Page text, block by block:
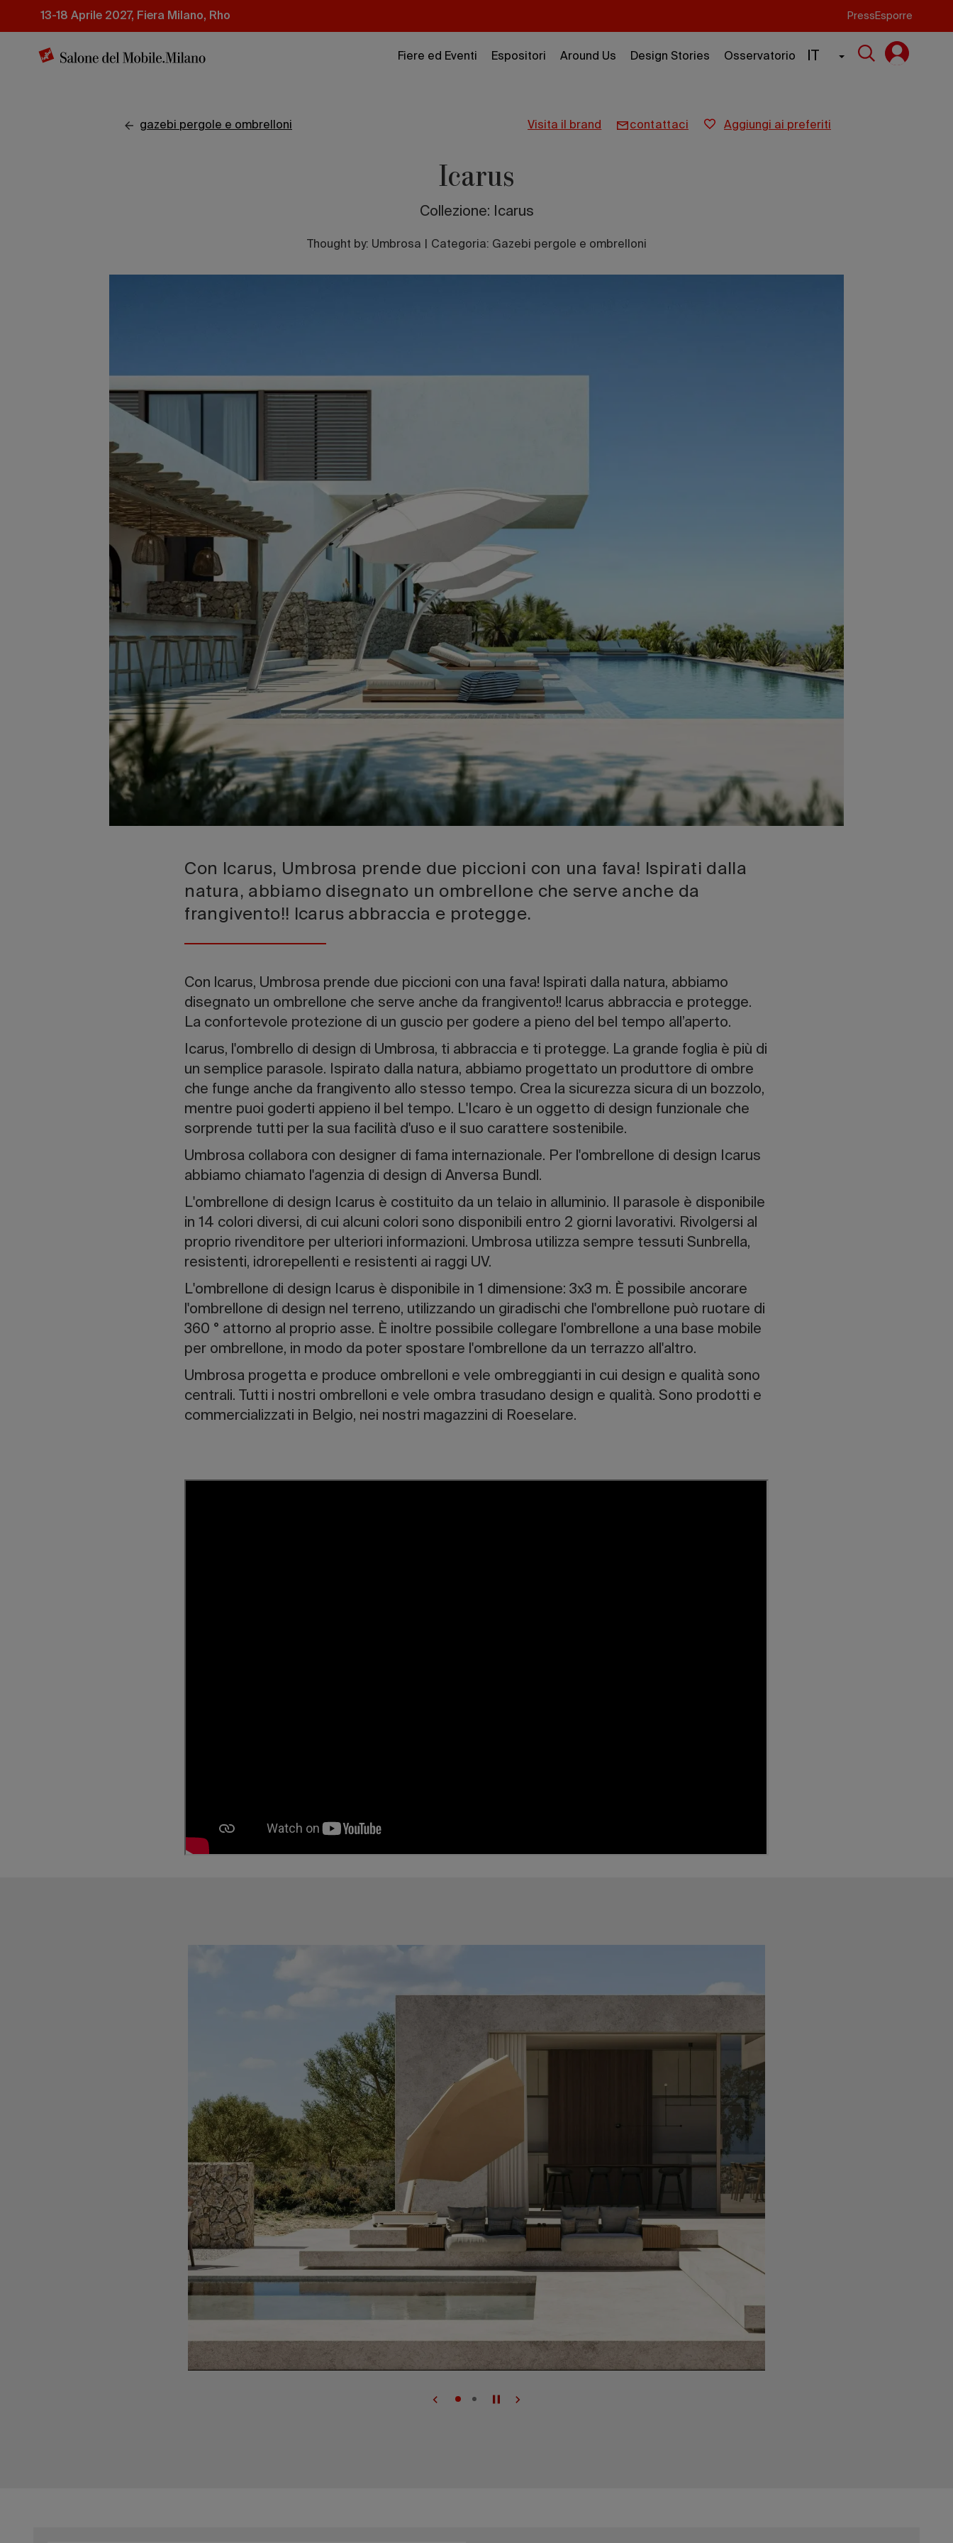
principale
13-18 Aprile 2027, Fiera Milano, Rho Press Esporre
Fiere ed Eventi Espositori Around Us Design Stories Osservatorio IT
gazebi pergole e ombrelloni visita il brand contattaci aggiungi ai preferiti
Icarus
Collezione: Icarus
Thought by: Umbrosa Categoria: Gazebi pergole e ombrelloni
Con lcarus, Umbrosa prende due piccioni con una fava! lspirati dalla
natura, abbiamo disegnato un ombrellone che serve anche da
frangivento!! lcarus abbraccia e protegge.
Con lcarus, Umbrosa prende due piccioni con una fava! lspirati dalla natura, abbiamo
disegnato un ombrellone che serve anche da frangivento!! lcarus abbraccia e protegge.
La confortevole protezione di un guscio per godere a pieno del bel tempo all’aperto.
Icarus, l'ombrello di design di Umbrosa, ti abbraccia e ti protegge. La grande foglia è più di
un semplice parasole. Ispirato dalla natura, abbiamo progettato un produttore di ombre
che funge anche da frangivento allo stesso tempo. Crea la sicurezza sicura di un bozzolo,
mentre puoi goderti appieno il bel tempo. L'Icaro è un oggetto di design funzionale che
sorprende tutti per la sua facilità d'uso e il suo carattere sostenibile.
Umbrosa collabora con designer di fama internazionale. Per l'ombrellone di design Icarus
abbiamo chiamato l'agenzia di design di Anversa Bundl.
L'ombrellone di design Icarus è costituito da un telaio in alluminio. Il parasole è disponibile
in 14 colori diversi, di cui alcuni colori sono disponibili entro 2 giorni lavorativi. Rivolgersi al
proprio rivenditore per ulteriori informazioni. Umbrosa utilizza sempre tessuti Sunbrella,
resistenti, idrorepellenti e resistenti ai raggi UV.
L'ombrellone di design Icarus è disponibile in 1 dimensione: 3x3 m. È possibile ancorare
l'ombrellone di design nel terreno, utilizzando un giradischi che l'ombrellone può ruotare di
360 ° attorno al proprio asse. È inoltre possibile collegare l'ombrellone a una base mobile
per ombrellone, in modo da poter spostare l'ombrellone da un terrazzo all'altro.
Umbrosa progetta e produce ombrelloni e vele ombreggianti in cui design e qualità sono
centrali. Tutti i nostri ombrelloni e vele ombra trasudano design e qualità. Sono prodotti e
commercializzati in Belgio, nei nostri magazzini di Roeselare.